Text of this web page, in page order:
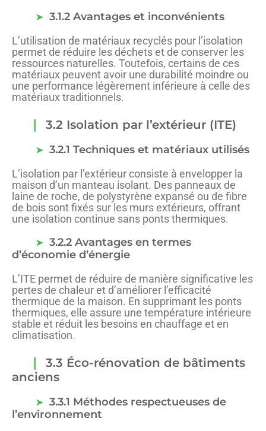
3.1.2 Avantages et inconvénients
L’utilisation de matériaux recyclés pour l’isolation
permet de réduire les déchets et de conserver les
ressources naturelles. Toutefois, certains de ces
matériaux peuvent avoir une durabilité moindre ou
une performance légèrement inférieure à celle des
matériaux traditionnels.
3.2 Isolation par l’extérieur (ITE)
3.2.1 Techniques et matériaux utilisés
L’isolation par l’extérieur consiste à envelopper la
maison d’un manteau isolant. Des panneaux de
laine de roche, de polystyrène expansé ou de fibre
de bois sont fixés sur les murs extérieurs, offrant
une isolation continue sans ponts thermiques.
3.2.2 Avantages en termes
d’économie d’énergie
L’ITE permet de réduire de manière significative les
pertes de chaleur et d’améliorer l’efficacité
thermique de la maison. En supprimant les ponts
thermiques, elle assure une température intérieure
stable et réduit les besoins en chauffage et en
climatisation.
3.3 Éco-rénovation de bâtiments
anciens
3.3.1 Méthodes respectueuses de
l’environnement